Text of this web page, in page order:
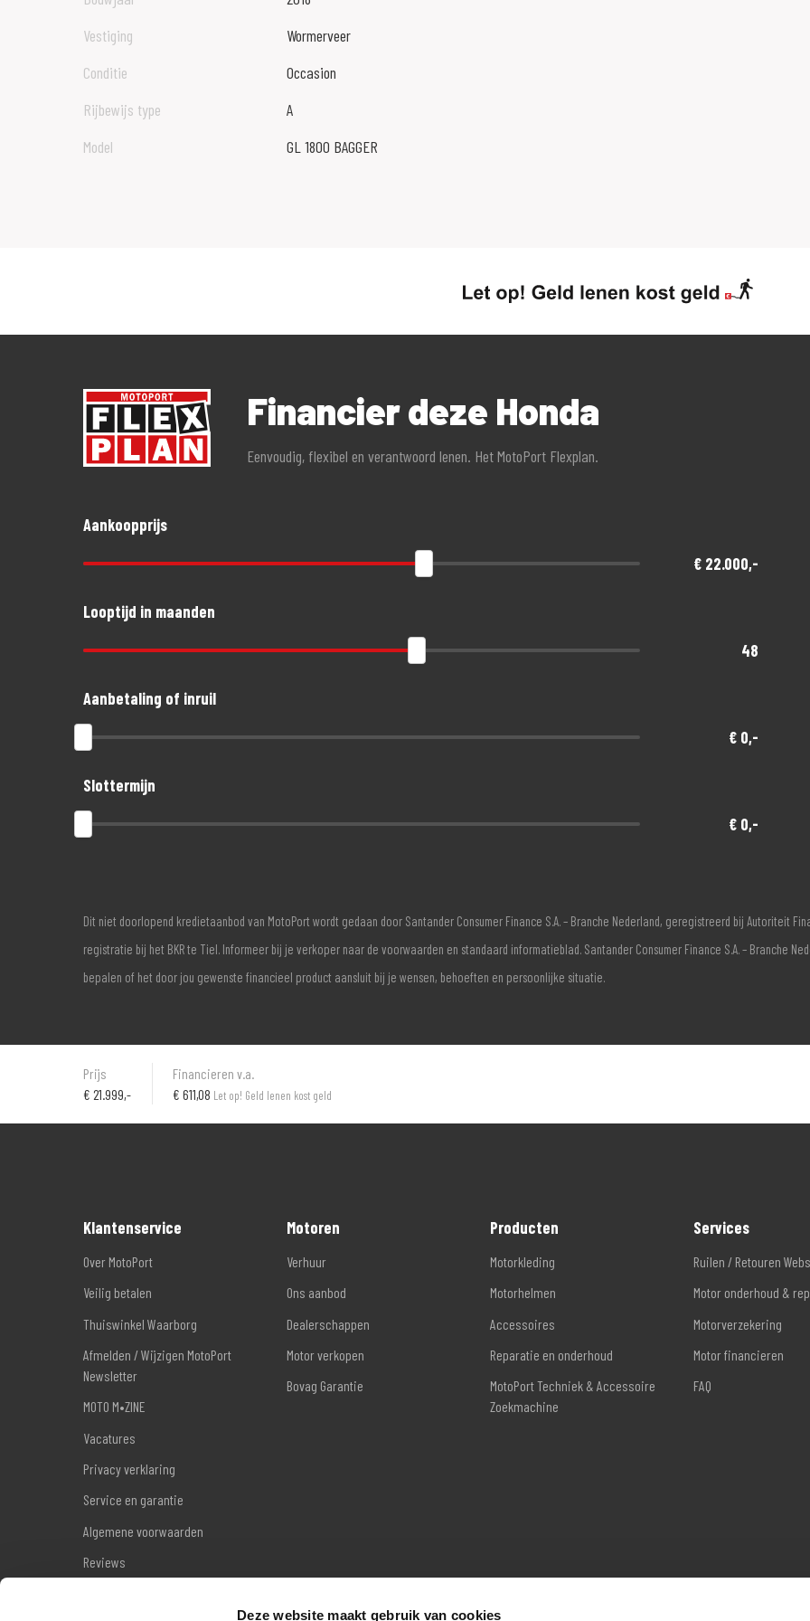
Deze website maakt gebruik van cookies
Vestiging
Wormerveer
Conditie
Occasion
Rijbewijs type
A
Model
GL 1800 BAGGER
Financier deze Honda
Eenvoudig, flexibel en verantwoord lenen. Het MotoPort Flexplan.
Aankoopprijs
€ 22.000,-
Looptijd in maanden
48
Aanbetaling of inruil
€ 0,-
Slottermijn
€ 0,-
Dit niet doorlopend kredietaanbod van MotoPort wordt gedaan door Santander Consumer Finance S.A. – Branche Nederland, geregistreerd bij Autoriteit
registratie bij het BKR te Tiel. Informeer bij je verkoper naar de voorwaarden en standaard informatieblad. Santander Consumer Finance S.A. – Branche
bepalen of het door jou gewenste financieel product aansluit bij je wensen, behoeften en persoonlijke situatie.
Prijs
€ 21.999,-
Financieren v.a.
€ 611,08 Let op! Geld lenen kost geld
Klantenservice
Over MotoPort
Veilig betalen
Thuiswinkel Waarborg
Afmelden / Wijzigen MotoPort
Newsletter
MOTO M•ZINE
Vacatures
Privacy verklaring
Service en garantie
Algemene voorwaarden
Reviews
Motoren
Verhuur
Ons aanbod
Dealerschappen
Motor verkopen
Bovag Garantie
Producten
Motorkleding
Motorhelmen
Accessoires
Reparatie en onderhoud
MotoPort Techniek & Accessoire
Zoekmachine
Services
Ruilen / Retouren
Motor onderhoud &
Motorverzekering
Motor financieren
FAQ